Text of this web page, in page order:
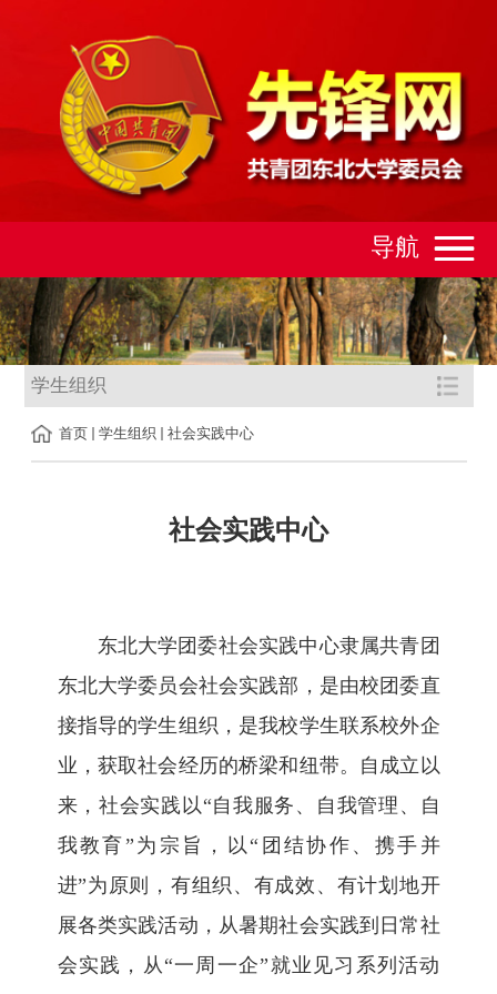
导航
学生组织
首页 学生组织 社会实践中心
社会实践中心
东北大学团委社会实践中心隶属共青团
东北大学委员会社会实践部，是由校团委直
接指导的学生组织，是我校学生联系校外企
业，获取社会经历的桥梁和纽带。自成立以
来，社会实践以“自我服务、自我管理、自
我教育”为宗旨，以“团结协作、携手并
进”为原则，有组织、有成效、有计划地开
展各类实践活动，从暑期社会实践到日常社
会实践，从“一周一企”就业见习系列活动